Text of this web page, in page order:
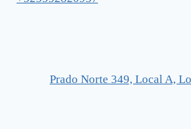
Prado Norte 349, Local A,